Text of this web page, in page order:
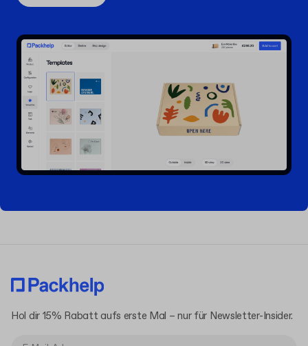
Hol dir 15% Rabatt aufs erste Mal – nur für Newsletter-Insider.